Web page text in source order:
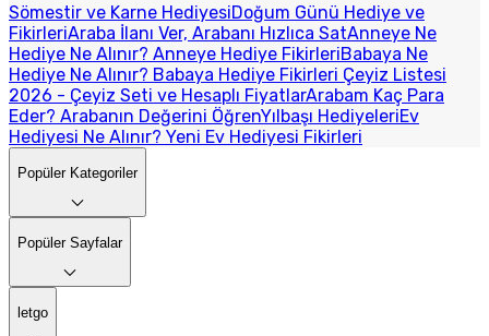
Sömestir ve Karne HediyesiDoğum Günü Hediye ve
FikirleriAraba İlanı Ver, Arabanı Hızlıca SatAnneye Ne
Hediye Ne Alınır? Anneye Hediye FikirleriBabaya Ne
Hediye Ne Alınır? Babaya Hediye Fikirleri Çeyiz Listesi
2026 - Çeyiz Seti ve Hesaplı FiyatlarArabam Kaç Para
Eder? Arabanın Değerini ÖğrenYılbaşı HediyeleriEv
Hediyesi Ne Alınır? Yeni Ev Hediyesi Fikirleri
Popüler Kategoriler
Popüler Sayfalar
letgo